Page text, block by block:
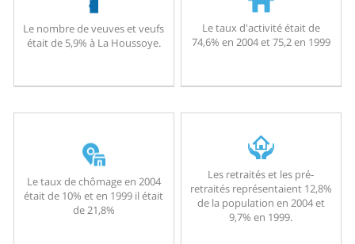
Le nombre de veuves et veufs
était de 5,9% à La Houssoye.
Le taux d'activité était de
74,6% en 2004 et 75,2 en 1999
Le taux de chômage en 2004
était de 10% et en 1999 il était
de 21,8%
Les retraités et les pré-
retraités représentaient 12,8%
de la population en 2004 et
9,7% en 1999.